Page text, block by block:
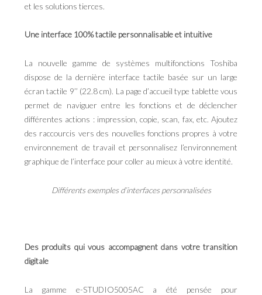
et les solutions tierces.
Une interface 100% tactile personnalisable et intuitive
La nouvelle gamme de systèmes multifonctions Toshiba
dispose de la dernière interface tactile basée sur un large
écran tactile 9’’ (22.8 cm). La page d’accueil type tablette vous
permet de naviguer entre les fonctions et de déclencher
différentes actions : impression, copie, scan, fax, etc. Ajoutez
des raccourcis vers des nouvelles fonctions propres à votre
environnement de travail et personnalisez l’environnement
graphique de l’interface pour coller au mieux à votre identité.
Différents exemples d’interfaces personnalisées
Des produits qui vous accompagnent dans votre transition
digitale
La gamme e-STUDIO5005AC a été pensée pour